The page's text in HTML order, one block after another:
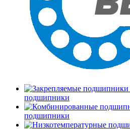
подшипники
подшипники